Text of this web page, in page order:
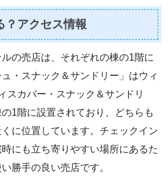
？アクセス情報
の売店は、それぞれの棟の1階に
・スナック＆サンドリー」はウィ
スカバー・スナック＆サンドリ
1階に設置されており、どちらも
に位置しています。チェックイン
にも立ち寄りやすい場所にあるた
勝手の良い売店です。